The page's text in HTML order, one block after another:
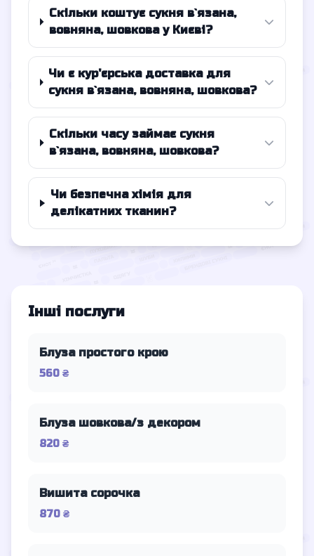
Скільки коштує сукня в`язана,
вовняна, шовкова у Києві?
Чи є кур'єрська доставка для
сукня в`язана, вовняна, шовкова?
Скільки часу займає сукня
в`язана, вовняна, шовкова?
Чи безпечна хімія для
делікатних тканин?
Інші послуги
Блуза простого крою
560 ₴
Блуза шовкова/з декором
820 ₴
Вишита сорочка
870 ₴